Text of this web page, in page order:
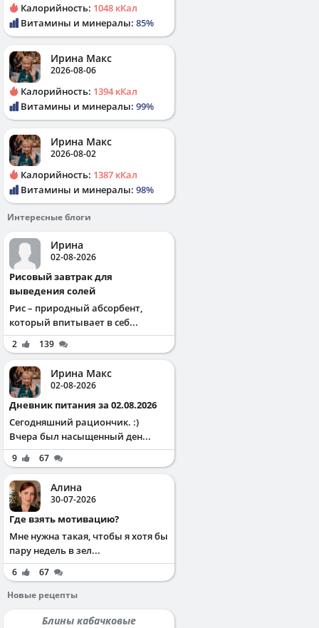
Калорийность: 1048 кКал
Витамины и минералы: 85%
Ирина Макс
2026-08-06
Калорийность: 1394 кКал
Витамины и минералы: 99%
Ирина Макс
2026-08-02
Калорийность: 1387 кКал
Витамины и минералы: 98%
Интересные блоги
Ирина
02-08-2026
Рисовый завтрак для
выведения солей
Рис – природный абсорбент,
который впитывает в себ...
2 139
Ирина Макс
02-08-2026
Дневник питания за 02.08.2026
Сегодняшний рациончик. :)
Вчера был насыщенный ден...
9 67
Алина
30-07-2026
Где взять мотивацию?
Мне нужна такая, чтобы я хотя бы
пару недель в зел...
6
67
Новые рецепты
Блины кабачковые